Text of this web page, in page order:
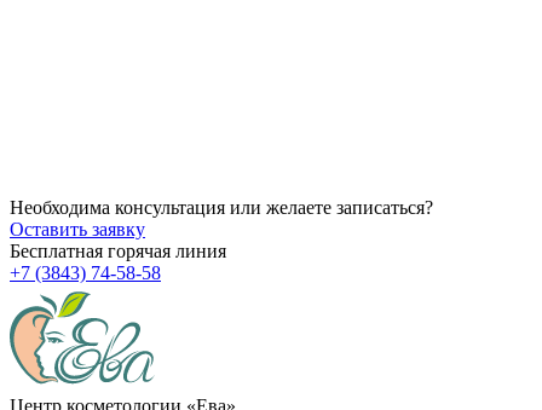
Необходима консультация или желаете записаться?
Оставить заявку
Бесплатная горячая линия
+7 (3843) 74-58-58
Центр косметологии «Ева»